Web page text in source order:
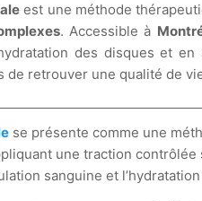
est une méthode
. Accessible à
des disques et
de retrouver une qualité de
se présente comme une
une traction
sanguine et